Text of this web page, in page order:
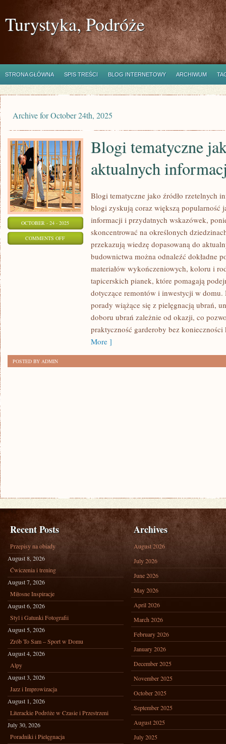
Turystyka, Podróże
STRONA GŁÓWNA SPIS TREŚCI BLOG INTERNETOWY ARCHIWUM
Archive for October 24th, 2025
OCTOBER - 24 - 2025
COMMENTS OFFON
INFORMACJI
Blogi tematyczne
aktualnych
Blogi tematyczne jako źródło rzetelnych
blogi zyskują coraz większą popularność
informacji i przydatnych wskazówek,
skoncentrować na określonych
przekazują wiedzę dopasowaną do
budownictwa można odnaleźć dokładne
materiałów wykończeniowych, koloru i
tapicerskich pianek, które pomagają
dotyczące remontów i inwestycji w
porady wiążące się z pielęgnacją ubrań,
doboru ubrań zależnie od okazji, co
praktyczność garderoby bez
More ]
POSTED BY ADMIN
Recent Posts
Przepisy na obiady
August 8, 2026
Ćwiczenia i trening
August 7, 2026
Miłosne Inspiracje
August 6, 2026
Styl i Gatunki Fotografii
August 5, 2026
Zrób To Sam – Sport w Domu
August 4, 2026
Alpy
August 3, 2026
Jazz i Improwizacja
August 1, 2026
Literackie Podróże w Czasie i Przestrzeni
July 30, 2026
Poradniki i Pielęgnacja
Archives
August 2026
July 2026
June 2026
May 2026
April 2026
March 2026
February 2026
January 2026
December 2025
November 2025
October 2025
September 2025
August 2025
July 2025